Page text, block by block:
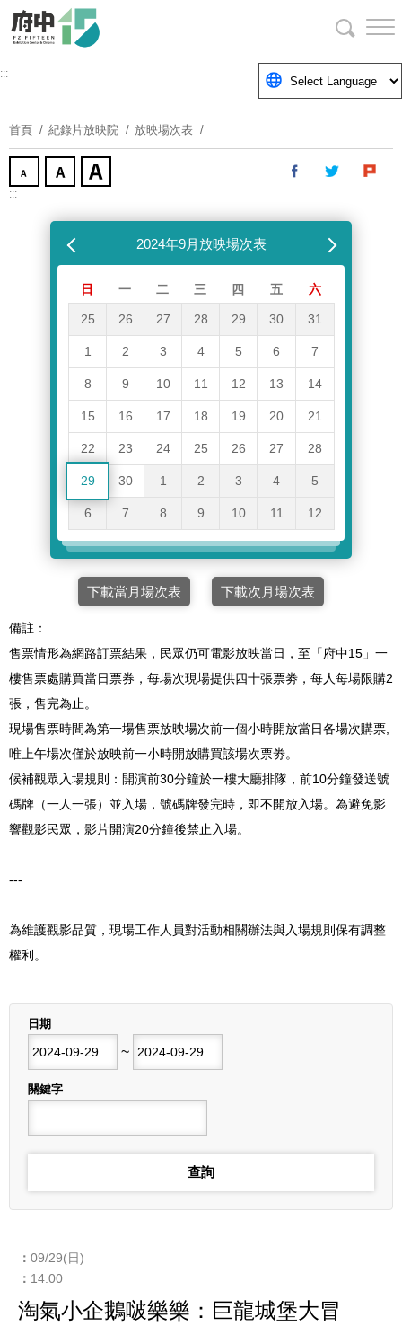
要
塊
:::
首頁 紀錄片放映院 放映場次表
:::
2024年9月放映場次表下個月
日 一 二 三 四 五 六
25 26 27 28 29 30 31
1 2 3 4 5 6 7
8 9 10 11 12 13 14
15 16 17 18 19 20 21
22 23 24 25 26 27 28
29 30 1 2 3 4 5
6 7 8 9 10 11 12
下載當月場次表 下載次月場次表
備註：
售票情形為網路訂票結果，民眾仍可電影放映當日，至「府中15」一
樓售票處購買當日票券，每場次現場提供四十張票劵，每人每場限購2
張，售完為止。
現場售票時間為第一場售票放映場次前一個小時開放當日各場次購票,
唯上午場次僅於放映前一小時開放購買該場次票劵。
候補觀眾入場規則：開演前30分鐘於一樓大廳排隊，前10分鐘發送號
碼牌（一人一張）並入場，號碼牌發完時，即不開放入場。為避免影
響觀影民眾，影片開演20分鐘後禁止入場。
---
為維護觀影品質，現場工作人員對活動相關辦法與入場規則保有調整
權利。
日期
~
結束日期
關鍵字
09/29(日)
14:00
淘氣小企鵝啵樂樂：巨龍城堡大冒